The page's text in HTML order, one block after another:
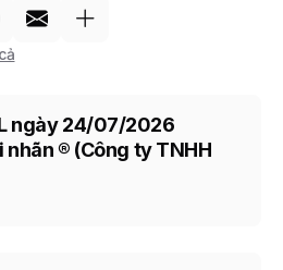
ngày 24/07/2026
® (Công ty TNHH